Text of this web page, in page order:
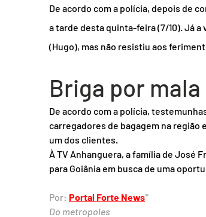
De acordo com a polícia, depois de
a tarde desta quinta-feira (7/10). Já a
(Hugo), mas não resistiu aos
Briga por mala
De acordo com a polícia,
carregadores de bagagem na região
um dos clientes.
À TV Anhanguera, a família de José
para Goiânia em busca de uma
Por: Portal Forte News*
Do metropoles